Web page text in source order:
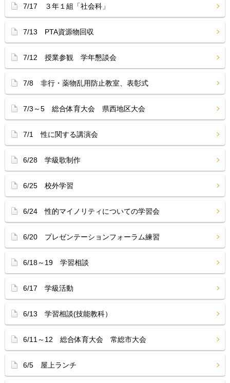
7/17 ３年１組「社会科」
7/13 PTA資源物回収
7/12 授業参観 学年懇談会
7/8 非行・薬物乱用防止教室、表彰式
7/3～5 総合体育大会 県西地区大会
7/1 性に関する講演会
6/28 学級歌制作
6/25 校外学習
6/24 性的マイノリティについての学習会
6/20 プレゼンテーションフォーラム練習
6/18～19 学習相談
6/17 学級活動
6/13 学習相談(技能教科）
6/11～12 総合体育大会 常総市大会
6/5 屋上ランチ